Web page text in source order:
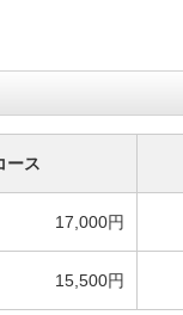
ース
17,000円
15,500円